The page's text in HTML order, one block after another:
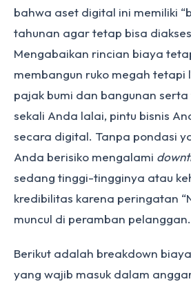
bahwa aset digital ini memiliki
tahunan agar tetap bisa
Mengabaikan rincian biaya
membangun ruko megah tetapi
pajak bumi dan bangunan
sekali Anda lalai, pintu bisnis
secara digital. Tanpa pondasi
Anda berisiko mengalami
sedang tinggi-tingginya atau
kredibilitas karena peringatan
muncul di peramban pelanggan.
Berikut adalah breakdown
yang wajib masuk dalam